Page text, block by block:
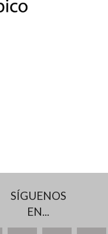
SÍGUENOS
EN...